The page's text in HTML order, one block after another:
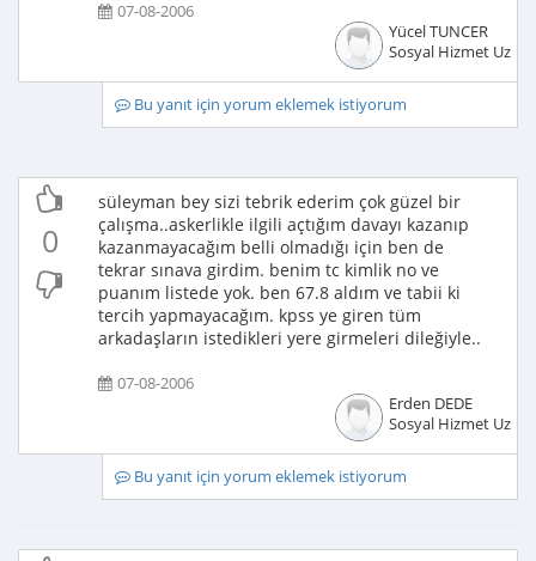
07-08-2006
Yücel TUNCER
Sosyal Hizmet
Bu yanıt için yorum eklemek istiyorum
0
süleyman bey sizi tebrik ederim çok güzel bir
çalışma..askerlikle ilgili açtığım davayı kazanıp
kazanmayacağım belli olmadığı için ben de
tekrar sınava girdim. benim tc kimlik no ve
puanım listede yok. ben 67.8 aldım ve tabii ki
tercih yapmayacağım. kpss ye giren tüm
arkadaşların istedikleri yere girmeleri dileğiyle..
07-08-2006
Erden DEDE
Sosyal Hizmet
Bu yanıt için yorum eklemek istiyorum